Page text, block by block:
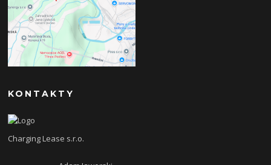
KONTAKTY
Charging Lease s.r.o.